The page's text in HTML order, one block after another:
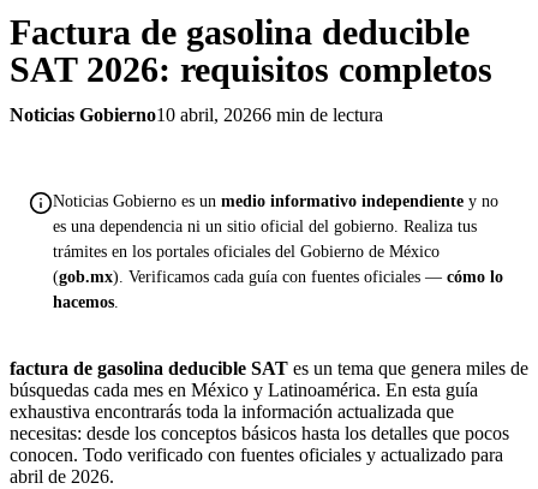
Factura de gasolina deducible
SAT 2026: requisitos completos
Noticias Gobierno10 abril, 20266 min de lectura
Noticias Gobierno es un medio informativo independiente y no
es una dependencia ni un sitio oficial del gobierno. Realiza tus
trámites en los portales oficiales del Gobierno de México
(gob.mx). Verificamos cada guía con fuentes oficiales — cómo lo
hacemos.
factura de gasolina deducible SAT es un tema que genera miles de
búsquedas cada mes en México y Latinoamérica. En esta guía
exhaustiva encontrarás toda la información actualizada que
necesitas: desde los conceptos básicos hasta los detalles que pocos
conocen. Todo verificado con fuentes oficiales y actualizado para
abril de 2026.